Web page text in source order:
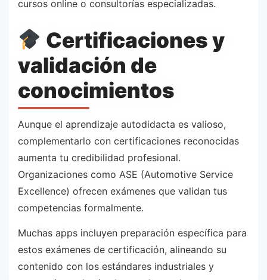
cursos online o consultorías especializadas.
Certificaciones y
validación de
conocimientos
Aunque el aprendizaje autodidacta es valioso,
complementarlo con certificaciones reconocidas
aumenta tu credibilidad profesional.
Organizaciones como ASE (Automotive Service
Excellence) ofrecen exámenes que validan tus
competencias formalmente.
Muchas apps incluyen preparación específica para
estos exámenes de certificación, alineando su
contenido con los estándares industriales y